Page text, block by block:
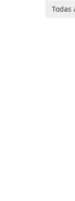
Ollie, on an Todas